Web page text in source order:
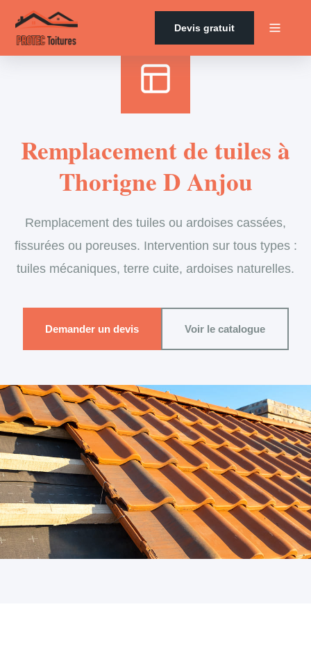
Devis gratuit
Remplacement de tuiles à
Thorigne D Anjou
Remplacement des tuiles ou ardoises cassées,
fissurées ou poreuses. Intervention sur tous types :
tuiles mécaniques, terre cuite, ardoises naturelles.
Demander un devis Voir le catalogue